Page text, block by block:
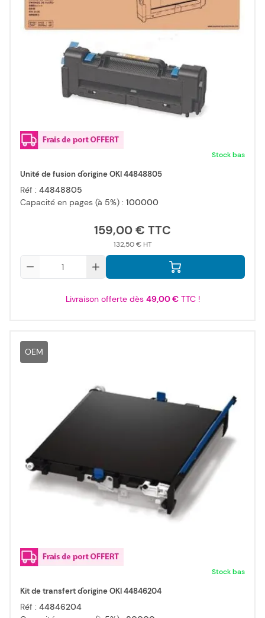
Stock bas
Unité de fusion d'origine OKI 44848805
Réf : 44848805
Capacité en pages (à 5%) : 100000
159,00 €
132,50 €
Livraison offerte dès 49,00 €TTC !
OEM
Stock bas
Kit de transfert d'origine OKI 44846204
Réf : 44846204